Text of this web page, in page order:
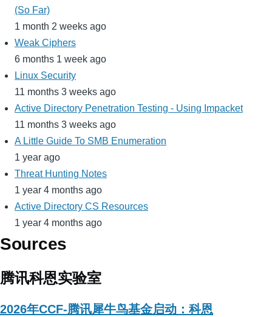
(So Far)
1 month 2 weeks ago
Weak Ciphers
6 months 1 week ago
Linux Security
11 months 3 weeks ago
Active Directory Penetration Testing - Using Impacket
11 months 3 weeks ago
A Little Guide To SMB Enumeration
1 year ago
Threat Hunting Notes
1 year 4 months ago
Active Directory CS Resources
1 year 4 months ago
Sources
腾讯科恩实验室
2026年CCF-腾讯犀牛鸟基金启动：科恩